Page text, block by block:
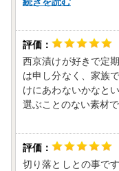
西京漬けが好きで定
は申し分なく、家族
けにあわないかなと
選ぶことのない素材
切り落としとの事で